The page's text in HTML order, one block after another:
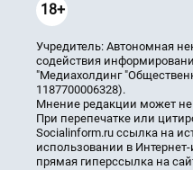
18+
Учредитель: Автономная
содействия
"Медиахолдинг
1187700006328).
Мнение редакции может
При перепечатке или
Socialinform.ru ссылка на
использовании в
прямая гиперссылка на